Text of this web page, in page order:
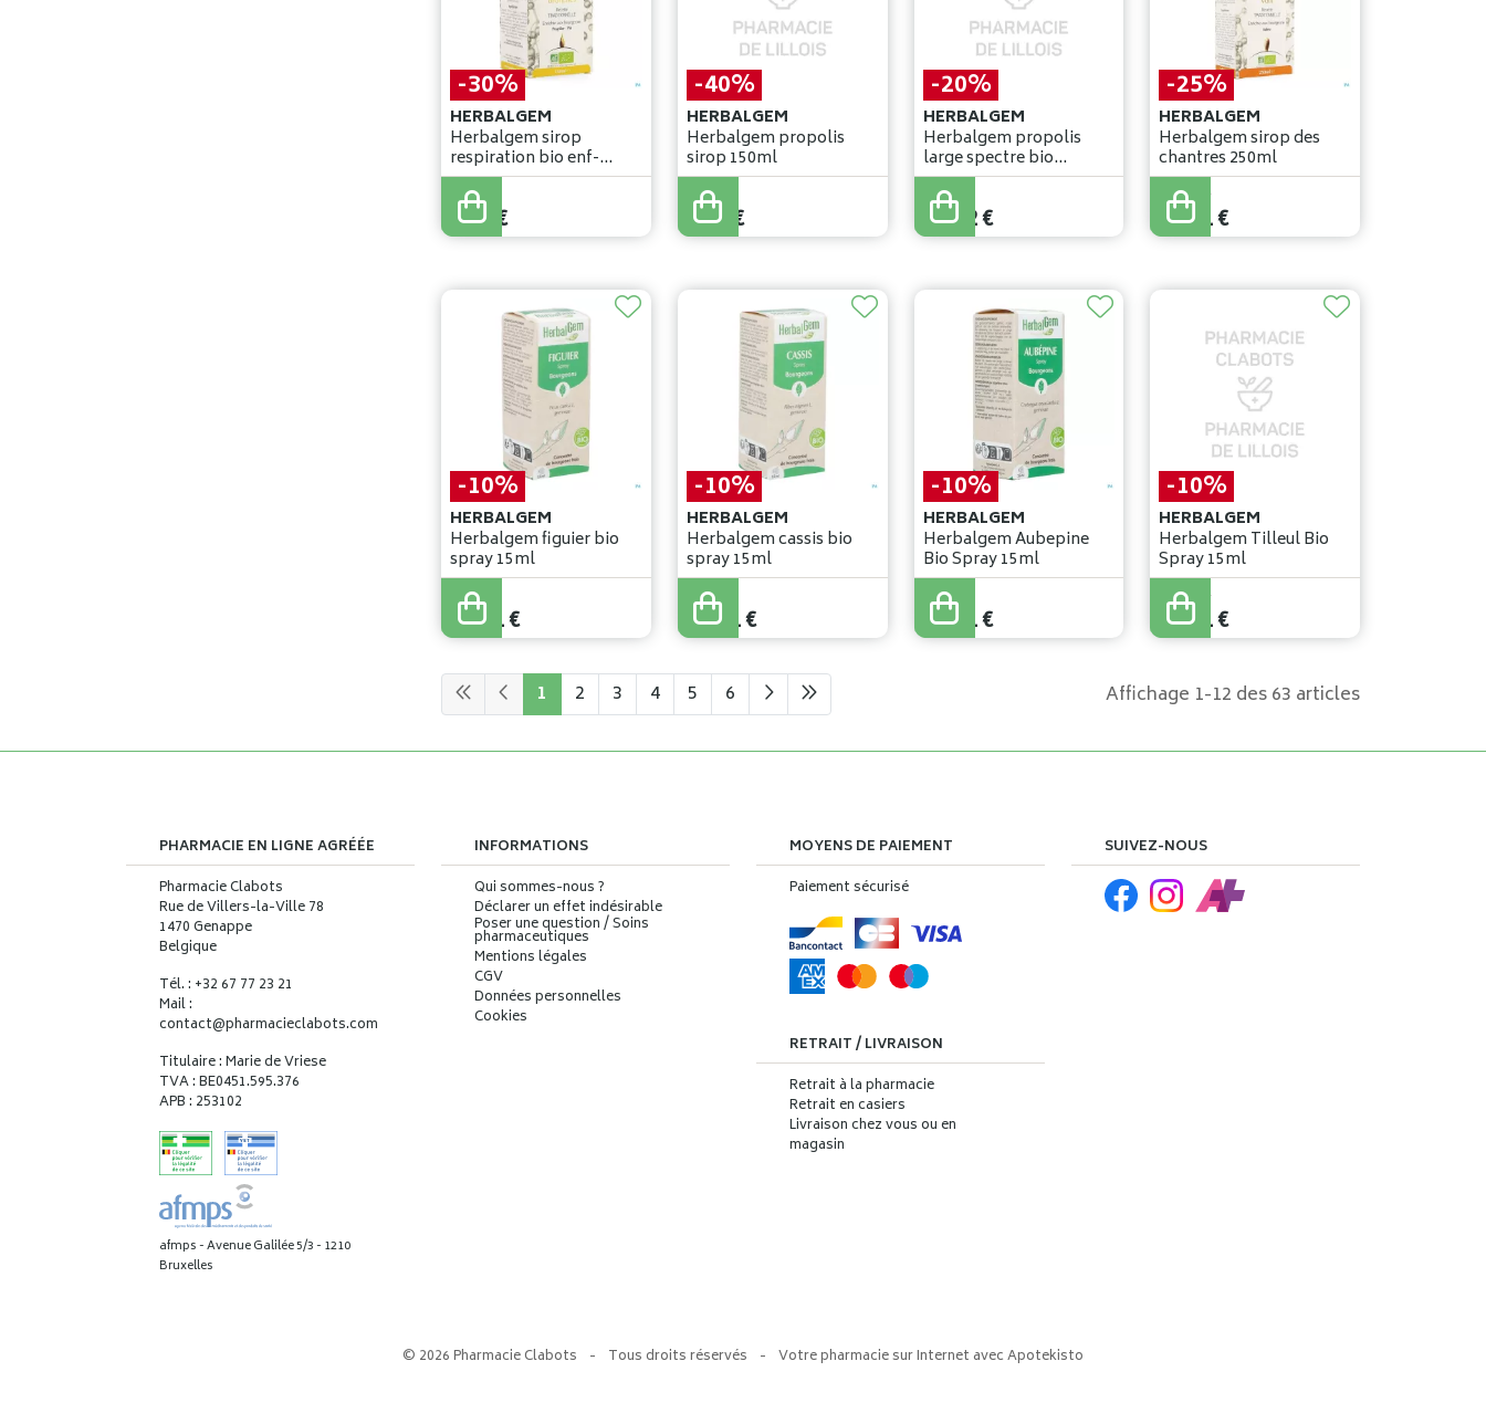
-30%
HERBALGEM
Herbalgem sirop
respiration bio enf-
adulte 150ml
13,40
9,38 €
-40%
HERBALGEM
Herbalgem propolis
sirop 150ml
15,85
9,51 €
-20%
HERBALGEM
Herbalgem propolis
large spectre bio
gommes 24
13,65
10,92€
-25%
HERBALGEM
Herbalgem sirop des
chantres 250ml
17,35 €
13,01€
-10%
HERBALGEM
Herbalgem figuier bio
spray 15ml
14,90
13,41€
-10%
HERBALGEM
Herbalgem cassis bio
spray 15ml
14,90
13,41€
-10%
HERBALGEM
Herbalgem Aubepine
Bio Spray 15ml
14,90
13,41€
-10%
HERBALGEM
Herbalgem Tilleul Bio
Spray 15ml
14,90 €
13,41€
Affichage 1-12 des 63 articles
1 2 3 4 5 6
PHARMACIE EN LIGNE AGRÉÉE
Pharmacie Clabots
Rue de Villers-la-Ville 78
1470 Genappe
Belgique
Tél. : +32 67 77 23 21
Mail :
contact@pharmacieclabots.com
Titulaire : Marie de Vriese
TVA : BE0451.595.376
APB : 253102
afmps - Avenue Galilée 5/3 - 1210
Bruxelles
INFORMATIONS
Qui sommes-nous ?
Déclarer un effet indésirable
Poser une question / Soins
pharmaceutiques
Mentions légales
CGV
Données personnelles
Cookies
MOYENS DE PAIEMENT
Paiement sécurisé
RETRAIT / LIVRAISON
Retrait à la pharmacie
Retrait en casiers
Livraison chez vous ou en
magasin
SUIVEZ-NOUS
© 2026 Pharmacie Clabots - Tous droits réservés - Votre pharmacie sur Internet avecApotekisto